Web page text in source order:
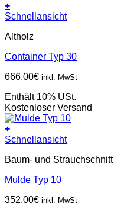
+
Schnellansicht
Altholz
Container Typ 30
666,00€ inkl. MwSt
Enthält 10% USt.
Kostenloser Versand
+
Schnellansicht
Baum- und Strauchschnitt
Mulde Typ 10
352,00€ inkl. MwSt